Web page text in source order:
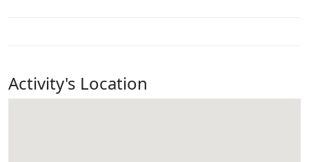
Activity's Location